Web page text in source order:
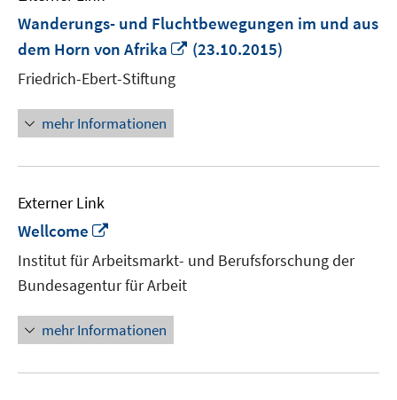
Wanderungs- und Fluchtbewegungen im und aus
dem Horn von Afrika
In
(23.10.2015)
Friedrich-Ebert-Stiftung
mehr Informationen
Externer Link
Wellcome
neuem
Fenster
öffnen
Institut für Arbeitsmarkt- und Berufsforschung der
Bundesagentur für Arbeit
mehr Informationen